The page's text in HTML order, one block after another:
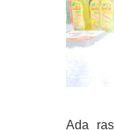
Ada